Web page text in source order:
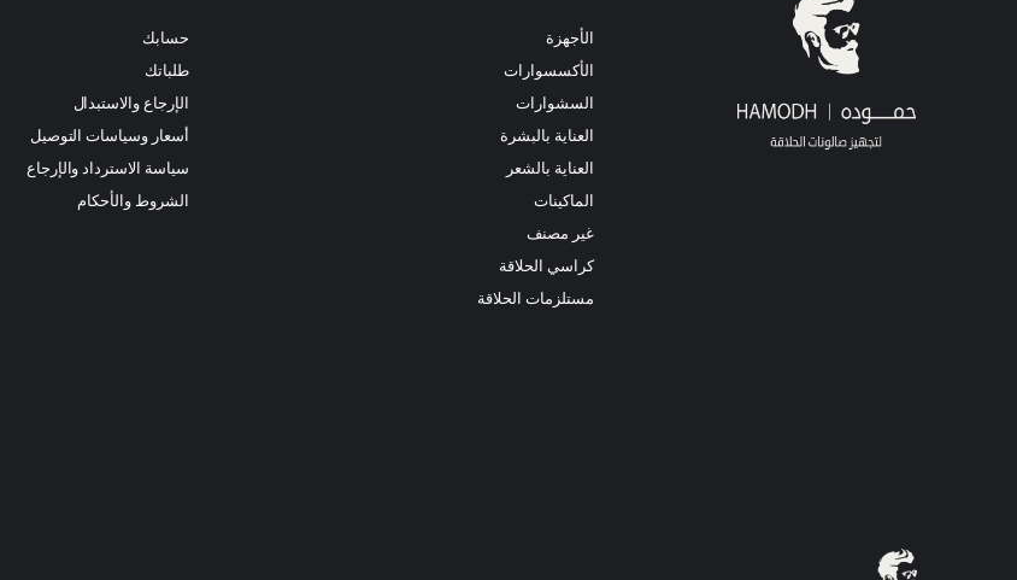
الأجهزة
الأكسسوارات
السشوارات
العناية بالبشرة
العناية بالشعر
الماكينات
غير مصنف
كراسي الحلاقة
مستلزمات الحلاقة
حسابك
طلباتك
الإرجاع والاستبدال
أسعار وسياسات التوصيل
سياسة الاسترداد والإرجاع
الشروط والأحكام